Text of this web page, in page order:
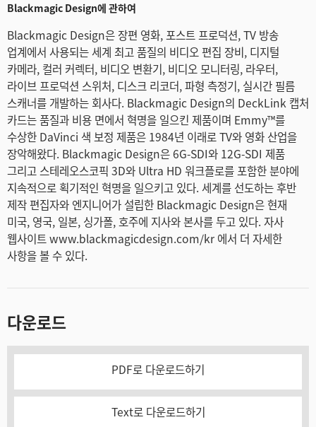
Blackmagic Design에 관하여
Blackmagic Design은 장편 영화, 포스트 프로덕션, TV 방송
업계에서 사용되는 세계 최고 품질의 비디오 편집 장비, 디지털
카메라, 컬러 커렉터, 비디오 변환기, 비디오 모니터링, 라우터,
라이브 프로덕션 스위처, 디스크 리코더, 파형 측정기, 실시간 필름
스캐너를 개발하는 회사다. Blackmagic Design의 DeckLink 캡처
카드는 품질과 비용 면에서 혁명을 일으킨 제품이며 Emmy™를
수상한 DaVinci 색 보정 제품은 1984년 이래로 TV와 영화 산업을
장악해왔다. Blackmagic Design은 6G-SDI와 12G-SDI 제품
그리고 스테레오스코픽 3D와 Ultra HD 워크플로를 포함한 분야에
지속적으로 획기적인 혁명을 일으키고 있다. 세계를 선도하는 후반
제작 편집자와 엔지니어가 설립한 Blackmagic Design은 현재
미국, 영국, 일본, 싱가폴, 호주에 지사와 본사를 두고 있다. 자사
웹사이트 www.blackmagicdesign.com/kr 에서 더 자세한
사항을 볼 수 있다.
다운로드
PDF로 다운로드하기
Text로 다운로드하기